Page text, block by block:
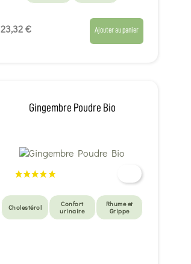
23,32 € Ajouter au panier
Gingembre Poudre Bio
Cholestérol
Confort
urinaire
Rhume et
Grippe